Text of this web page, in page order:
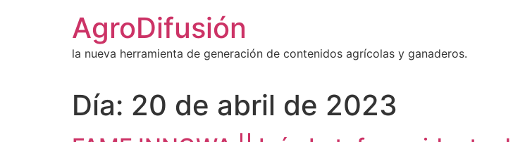
AgroDifusión
la nueva herramienta de generación de contenidos agrícolas y ganaderos.
Día: 20 de abril de 2023